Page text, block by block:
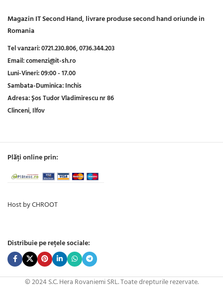
Magazin IT Second Hand, livrare produse second hand oriunde in
Romania
Tel vanzari:0721.230.806,0736.344.203
Email:comenzi@it-sh.ro
Luni-Vineri:09:00 - 17.00
Sambata-Duminica:Inchis
Adresa:Șos Tudor Vladimirescu nr 86
Clinceni, Ilfov
Plăți online prin:
Host by CHROOT
Distribuie pe rețele sociale:
© 2024 S.C. Hera Rovaniemi SRL. Toate drepturile rezervate.